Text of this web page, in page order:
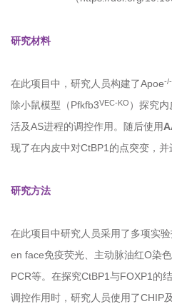
研究材料
在此项目中，研究人员构建了Apoe-/-
除小鼠模型（Pfkfb3VEC-KO ）探究
活及AS进程的调控作用。随后使用
现了在内皮中对CtBP1的点突变，并
研究方法
在此项目中研究人员采用了多项实
en face免疫荧光、主动脉油红O染色
PCR等。在探究CtBP1与FOXP1的
调控作用时，研究人员使用了CHIP